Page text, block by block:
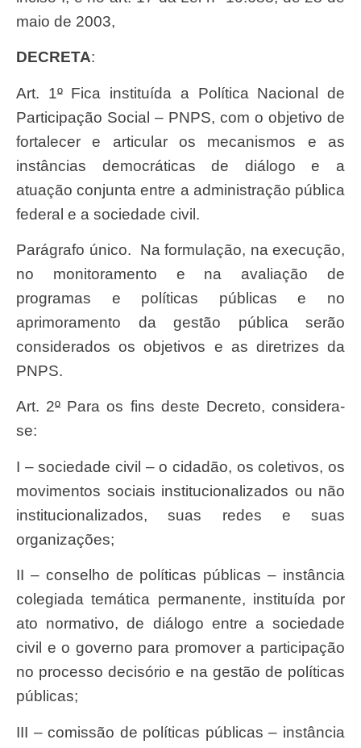
maio de 2003,
DECRETA:
Art. 1ºFica instituída a Política Nacional de
Participação Social – PNPS, com o objetivo de
fortalecer e articular os mecanismos e as
instâncias democráticas de diálogo e a
atuação conjunta entre a administração pública
federal e a sociedade civil.
Parágrafo único. Na formulação, na execução,
no monitoramento e na avaliação de
programas e políticas públicas e no
aprimoramento da gestão pública serão
considerados os objetivos e as diretrizes da
PNPS.
Art. 2ºPara os fins deste Decreto, considera-
se:
I – sociedade civil – o cidadão, os coletivos, os
movimentos sociais institucionalizados ou não
institucionalizados, suas redes e suas
organizações;
II – conselho de políticas públicas – instância
colegiada temática permanente, instituída por
ato normativo, de diálogo entre a sociedade
civil e o governo para promover a participação
no processo decisório e na gestão de políticas
públicas;
III – comissão de políticas públicas – instância